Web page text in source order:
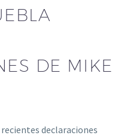
DE MIKE
declaraciones